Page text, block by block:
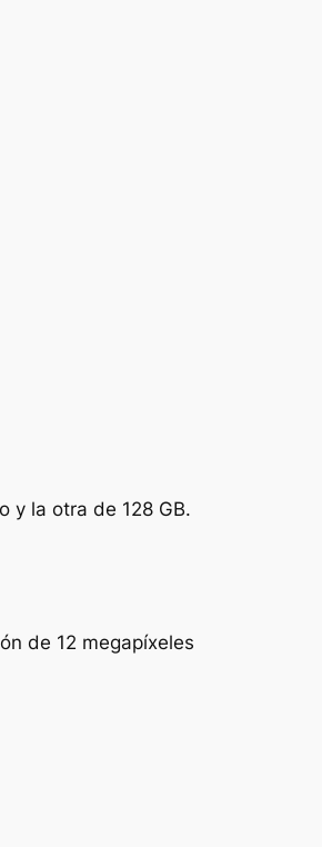
y la otra de 128 GB.
de 12 megapíxeles